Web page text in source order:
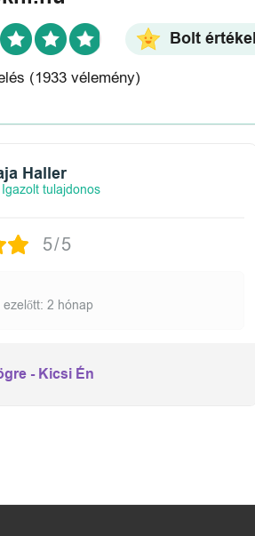
Bolt
(1933 vélemény)
Haller
Igazolt tulajdonos
5/5
ezelőtt: 2 hónap
- Kicsi Én